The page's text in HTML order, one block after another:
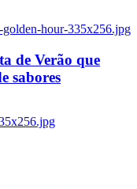
golden-hour-335x256.jpg
de Verão que
sabores